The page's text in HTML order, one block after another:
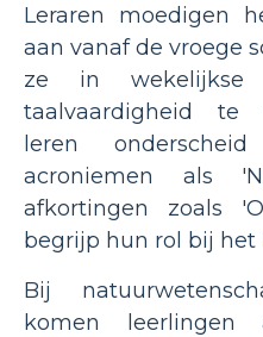
Leraren moedigen
aan vanaf de vroege
ze in wekelijkse
taalvaardigheid te
leren
acroniemen als
afkortingen zoals
begrijp hun rol bij het
Bij
komen leerlingen